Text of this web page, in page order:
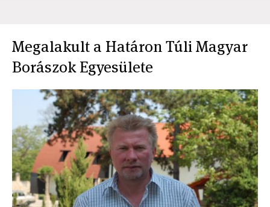
Megalakult a Határon Túli Magyar
Borászok Egyesülete